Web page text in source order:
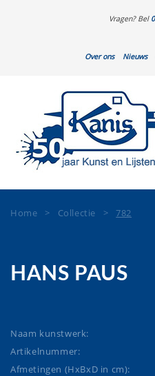
Vragen? Bel
Over ons Nieuws
Home > Collectie >782
HANS PAUS
Naam kunstwerk:
Artikelnummer:
Afmetingen (HxBxD in cm):